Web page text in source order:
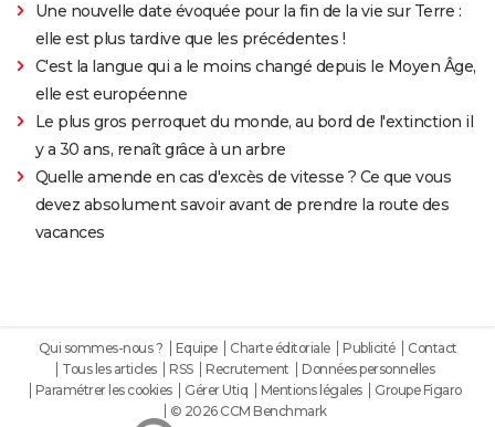
Une nouvelle date évoquée pour la fin de la vie sur Terre :
elle est plus tardive que les précédentes !
C'est la langue qui a le moins changé depuis le Moyen Âge,
elle est européenne
Le plus gros perroquet du monde, au bord de l'extinction il
y a 30 ans, renaît grâce à un arbre
Quelle amende en cas d'excès de vitesse ? Ce que vous
devez absolument savoir avant de prendre la route des
vacances
Qui sommes-nous ? Equipe Charte éditoriale Publicité
Contact
Tous les articles
RSS Recrutement
Données personnelles
Paramétrer les cookies
Gérer Utiq Mentions légales
Groupe Figaro
© 2026 CCM Benchmark